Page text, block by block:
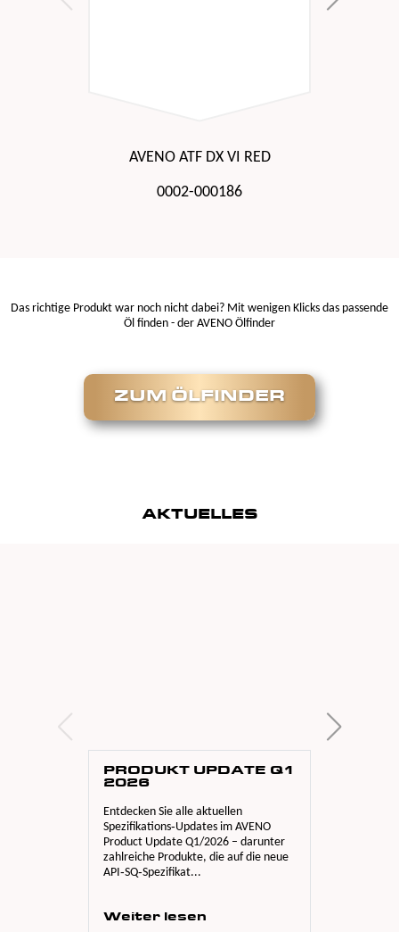
AVENO ATF DX VI RED
0002-000186
Das richtige Produkt war noch nicht dabei? Mit wenigen Klicks das passende
Öl finden - der AVENO Ölfinder
ZUM ÖLFINDER
AKTUELLES
PRODUKT UPDATE Q1
2026
Entdecken Sie alle aktuellen
Spezifikations‑Updates im AVENO
Product Update Q1/2026 – darunter
zahlreiche Produkte, die auf die neue
API‑SQ‑Spezifikat...
Weiter lesen